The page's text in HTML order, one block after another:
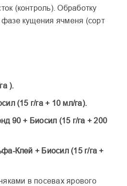
(контроль). Обработку
кущения ячменя (сорт
).
(15 г/га + 10 мл/га).
90 + Биосил (15 г/га + 200
Клей + Биосил (15 г/га +
в посевах ярового